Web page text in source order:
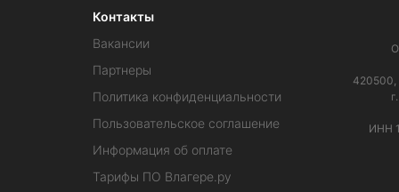
Контакты
Вакансии
Партнеры
Политика конфиденциальности
Пользовательское соглашение
Информация об оплате
Тарифы ПО Влагере.ру
420500,
ИНН